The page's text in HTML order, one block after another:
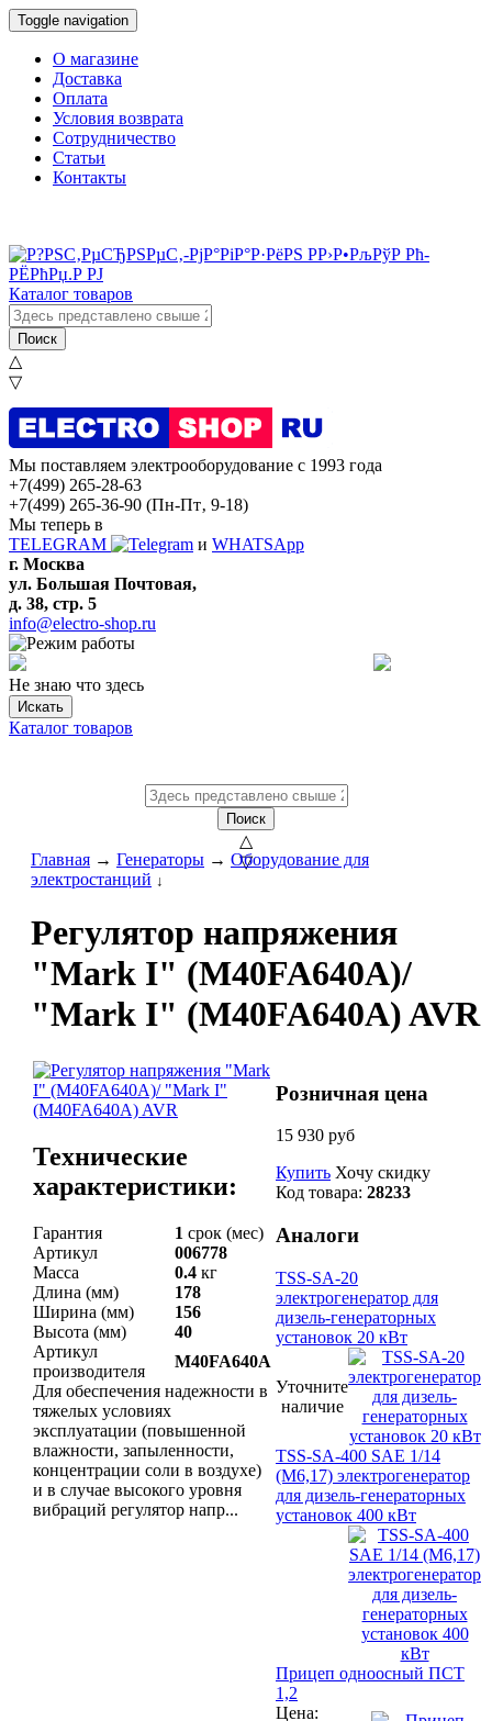
Toggle navigation
О магазине
Доставка
Оплата
Условия возврата
Сотрудничество
Статьи
Контакты
Каталог товаров
Поиск
△
▽
Мы поставляем электрооборудование с 1993 года
+7(499) 265-28-63
+7(499) 265-36-90 (Пн-Пт‚ 9-18)
Мы теперь в
TELEGRAM
и WHATSApp
г. Москва
ул. Большая Почтовая,
д. 38, стр. 5
info@electro-shop.ru
Не знаю что здесь
Искать
Каталог товаров
Поиск
△
▽
Главная → Генераторы → Оборудование для
электростанций ↓
Регулятор напряжения
"Mark I" (M40FA640A)/
"Mark I" (M40FA640A) AVR
Технические
характеристики:
Гарантия 1 срок (мес)
Артикул
006778
Масса
0.4 кг
Длина (мм)
178
Ширина (мм)
156
Высота (мм)
40
Артикул
производителя
M40FA640A
Для обеспечения надежности в
тяжелых условиях
эксплуатации (повышенной
влажности, запыленности,
концентрации соли в воздухе)
и в случае высокого уровня
вибраций регулятор напр...
Розничная цена
15 930 руб
Купить Хочу скидку
Код товара: 28233
Аналоги
TSS-SA-20
электрогенератор для
дизель-генераторных
установок 20 кВт
Уточните
наличие
TSS-SA-400 SAE 1/14
(М6,17) электрогенератор
для дизель-генераторных
установок 400 кВт
Прицеп одноосный ПСТ
1,2
Цена: